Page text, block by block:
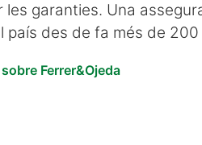
garanties. Una
país des de fa més de 200
Ferrer&Ojeda